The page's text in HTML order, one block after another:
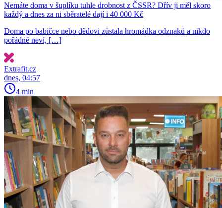
Nemáte doma v šuplíku tuhle drobnost z ČSSR? Dřív ji měl skoro
každý a dnes za ni sběratelé dají i 40 000 Kč
Doma po babičce nebo dědovi zůstala hromádka odznaků a nikdo
pořádně neví, […]
Extrafit.cz
dnes, 04:57
4 min